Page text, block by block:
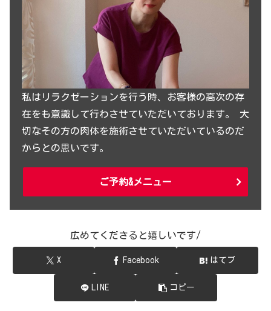
私はリラクゼーションを行う時、お客様の高次の存
在をも意識して行わさせていただいております。 大
切なその方の肉体を施術させていただいているのだ
からとの思いです。
ご予約&メニュー
広めてくださると嬉しいです/
X Facebook はてブ
LINE コピー